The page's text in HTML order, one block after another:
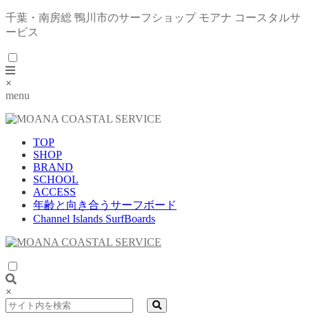
千葉・南房総 鴨川市のサーフショップ モアナ コースタルサ
ービス
×
menu
TOP
SHOP
BRAND
SCHOOL
ACCESS
年齢と向き合うサーフボード
Channel Islands SurfBoards
×